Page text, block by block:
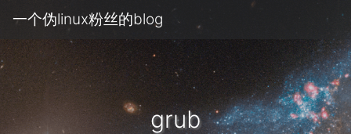
一个伪linux粉丝的blog
grub